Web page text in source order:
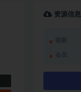
资源信息
萌新
会员